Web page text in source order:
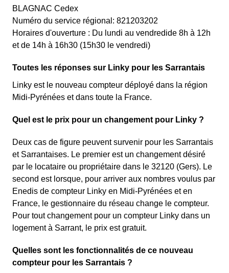
BLAGNAC Cedex
Numéro du service régional: 821203202
Horaires d'ouverture : Du lundi au vendredide 8h à 12h
et de 14h à 16h30 (15h30 le vendredi)
Toutes les réponses sur Linky pour les Sarrantais
Linky est le nouveau compteur déployé dans la région
Midi-Pyrénées et dans toute la France.
Quel est le prix pour un changement pour Linky ?
Deux cas de figure peuvent survenir pour les Sarrantais
et Sarrantaises. Le premier est un changement désiré
par le locataire ou propriétaire dans le 32120 (Gers). Le
second est lorsque, pour arriver aux nombres voulus par
Enedis de compteur Linky en Midi-Pyrénées et en
France, le gestionnaire du réseau change le compteur.
Pour tout changement pour un compteur Linky dans un
logement à Sarrant, le prix est gratuit.
Quelles sont les fonctionnalités de ce nouveau
compteur pour les Sarrantais ?